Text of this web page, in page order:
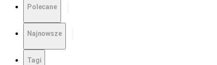
Polecane
Najnowsze
Tagi